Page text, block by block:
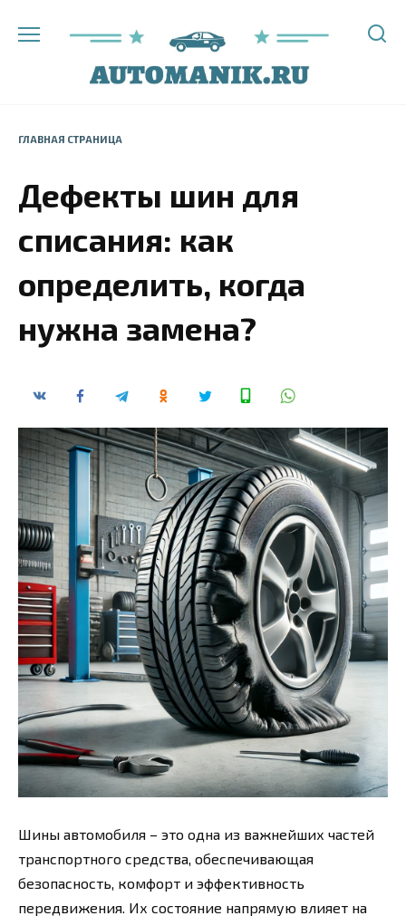
ГЛАВНАЯ СТРАНИЦА
Дефекты шин для
списания: как
определить, когда
нужна замена?
Шины автомобиля – это одна из важнейших частей
транспортного средства, обеспечивающая
безопасность, комфорт и эффективность
передвижения. Их состояние напрямую влияет на